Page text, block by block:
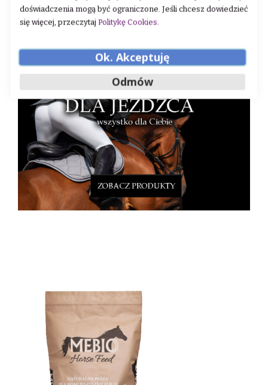
doświadczenia mogą być ograniczone. Jeśli chcesz dowiedzieć
się więcej, przeczytaj Politykę Cookies.
Ok. Akceptuję
Odmów